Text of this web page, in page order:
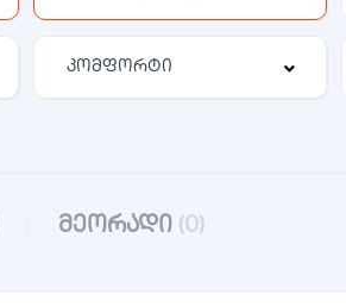
კომფორტი
მეორადი (0)